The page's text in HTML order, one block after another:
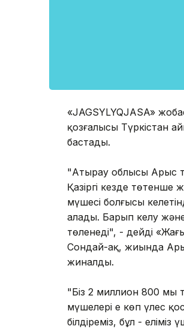
«JAGSYLYQJASA»
қозғалысы Түркістан
бастады.
"Атырау облысы Арыс
Қазіргі кезде төтенше
мүшесі болғысы
алады. Барып келу және
төленеді", - дейді
Сондай-ақ, жиында
жиналды.
"Біз 2 миллион 800 мың
мүшелері ең көп үлес
білдіреміз, бұл -